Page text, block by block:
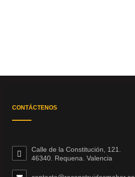
CONTÁCTENOS
Calle de la Constitución, 121.
46340. Requena. Valencia